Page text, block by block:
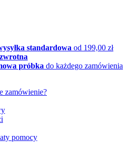
standardowa od 199,00 zł
próbka do każdego zamówienia
zamówienie?
pomocy